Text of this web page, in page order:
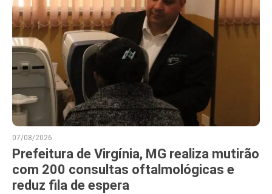
07/08/2026
Prefeitura de Virgínia, MG realiza mutirão
com 200 consultas oftalmológicas e
reduz fila de espera